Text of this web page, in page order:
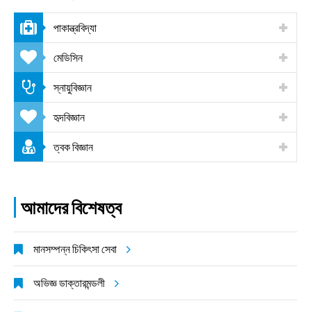
পাকান্ত্রবিদ্যা
মেডিসিন
স্নায়ুবিজ্ঞান
হৃদবিজ্ঞান
ত্বক বিজ্ঞান
আমাদের বিশেষত্ব
মানসম্পন্ন চিকিৎসা সেবা
অভিজ্ঞ ডাক্তারমন্ডলী